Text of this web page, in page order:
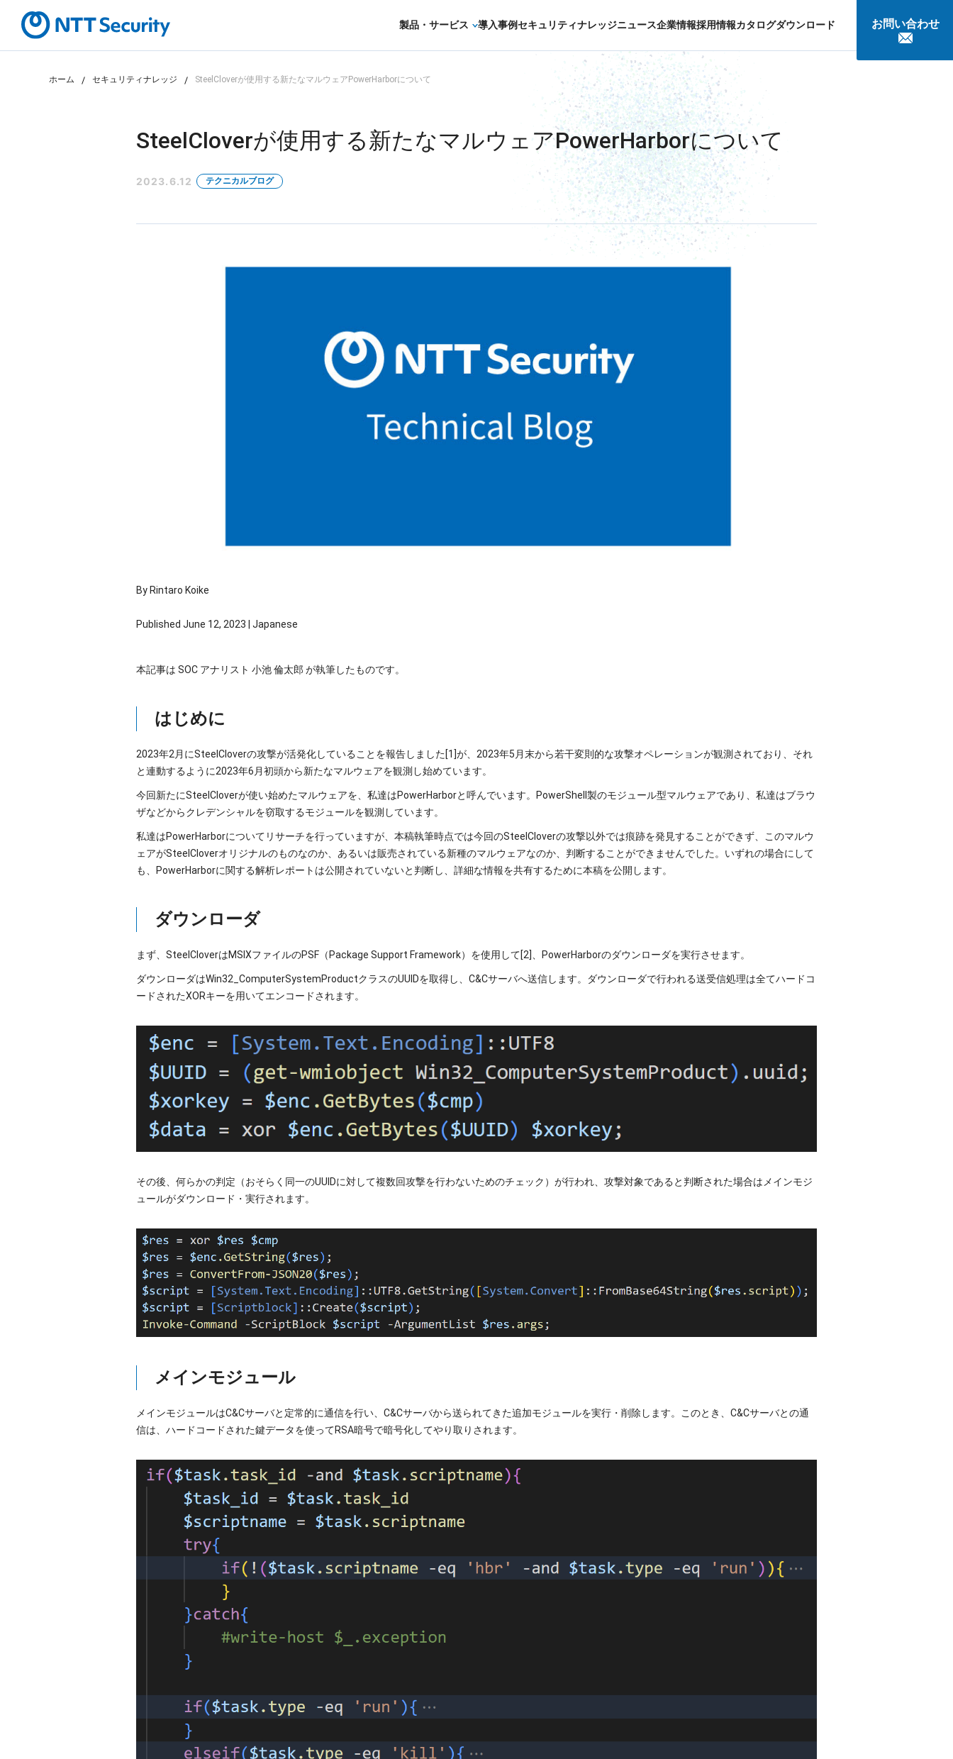
製品・サービス
セキュリティコンサルティング・教育・相談
セキュリティ診断・評価・調査
セキュリティインシデント対応・調査
導入事例セキュリティナレッジニュース企業情報採用情報カタログダウンロード お問い合わせ
ホーム セキュリティナレッジ SteelCloverが使用する新たなマルウェアPowerHarborについて
SteelCloverが使用する新たなマルウェアPowerHarborについて
2023.6.12 テクニカルブログ
By Rintaro Koike
Published June 12, 2023 | Japanese
本記事は SOC アナリスト 小池 倫太郎 が執筆したものです。
はじめに
2023年2月にSteelCloverの攻撃が活発化していることを報告しました[1]が、2023年5月末から若干変則的な攻撃オペレーションが観測されており、それ
と連動するように2023年6月初頭から新たなマルウェアを観測し始めています。
今回新たにSteelCloverが使い始めたマルウェアを、私達はPowerHarborと呼んでいます。PowerShell製のモジュール型マルウェアであり、私達はブラウ
ザなどからクレデンシャルを窃取するモジュールを観測しています。
私達はPowerHarborについてリサーチを行っていますが、本稿執筆時点では今回のSteelCloverの攻撃以外では痕跡を発見することができず、このマルウ
ェアがSteelCloverオリジナルのものなのか、あるいは販売されている新種のマルウェアなのか、判断することができませんでした。いずれの場合にして
も、PowerHarborに関する解析レポートは公開されていないと判断し、詳細な情報を共有するために本稿を公開します。
ダウンローダ
まず、SteelCloverはMSIXファイルのPSF（Package Support Framework）を使用して[2]、PowerHarborのダウンローダを実行させます。
ダウンローダはWin32_ComputerSystemProductクラスのUUIDを取得し、C&Cサーバへ送信します。ダウンローダで行われる送受信処理は全てハードコ
ードされたXORキーを用いてエンコードされます。
その後、何らかの判定（おそらく同一のUUIDに対して複数回攻撃を行わないためのチェック）が行われ、攻撃対象であると判断された場合はメインモジ
ュールがダウンロード・実行されます。
メインモジュール
メインモジュールはC&Cサーバと定常的に通信を行い、C&Cサーバから送られてきた追加モジュールを実行・削除します。このとき、C&Cサーバとの通
信は、ハードコードされた鍵データを使ってRSA暗号で暗号化してやり取りされます。